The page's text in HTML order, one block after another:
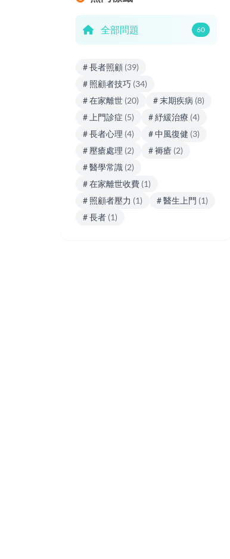
全部問題 60
# 長者照顧 (39)
# 照顧者技巧 (34)
# 在家離世 (20) # 末期疾病 (8)
# 上門診症 (5) # 紓緩治療 (4)
# 長者心理 (4) # 中風復健 (3)
# 壓瘡處理 (2) # 褥瘡 (2)
# 醫學常識 (2)
# 在家離世收費 (1)
# 照顧者壓力 (1) # 醫生上門 (1)
# 長者 (1)